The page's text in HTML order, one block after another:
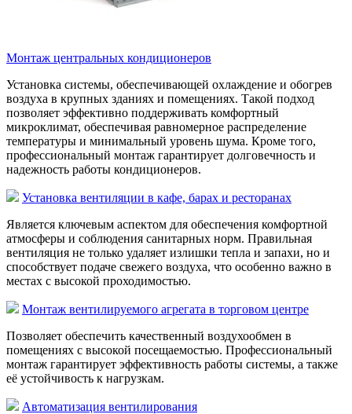
Монтаж центральных кондиционеров
Установка системы, обеспечивающей охлаждение и обогрев
воздуха в крупных зданиях и помещениях. Такой подход
позволяет эффективно поддерживать комфортный
микроклимат, обеспечивая равномерное распределение
температуры и минимальный уровень шума. Кроме того,
профессиональный монтаж гарантирует долговечность и
надежность работы кондиционеров.
Установка вентиляции в кафе, барах и ресторанах
Является ключевым аспектом для обеспечения комфортной
атмосферы и соблюдения санитарных норм. Правильная
вентиляция не только удаляет излишки тепла и запахи, но и
способствует подаче свежего воздуха, что особенно важно в
местах с высокой проходимостью.
Монтаж вентилируемого агрегата в торговом центре
Позволяет обеспечить качественный воздухообмен в
помещениях с высокой посещаемостью. Профессиональный
монтаж гарантирует эффективность работы системы, а также
её устойчивость к нагрузкам.
Автоматизация вентилирования